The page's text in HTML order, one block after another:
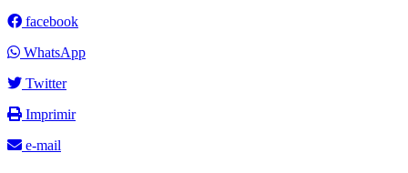
facebook
WhatsApp
Twitter
Imprimir
e-mail